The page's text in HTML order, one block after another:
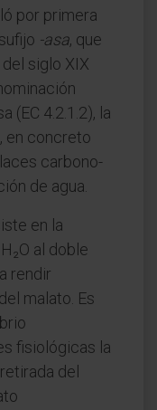
por primera
-asa, que
siglo XIX
(EC 4.2.1.2), la
, en concreto
carbono-
de agua.
en la
al doble
rendir
malato. Es
fisiológicas la
del